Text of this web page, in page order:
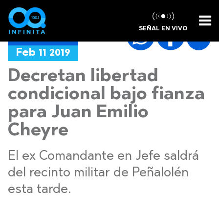
SEÑAL EN VIVO
NOTICIAS
Feb 11 2019
Decretan libertad
condicional bajo fianza
para Juan Emilio
Cheyre
El ex Comandante en Jefe saldrá
del recinto militar de Peñalolén
esta tarde.